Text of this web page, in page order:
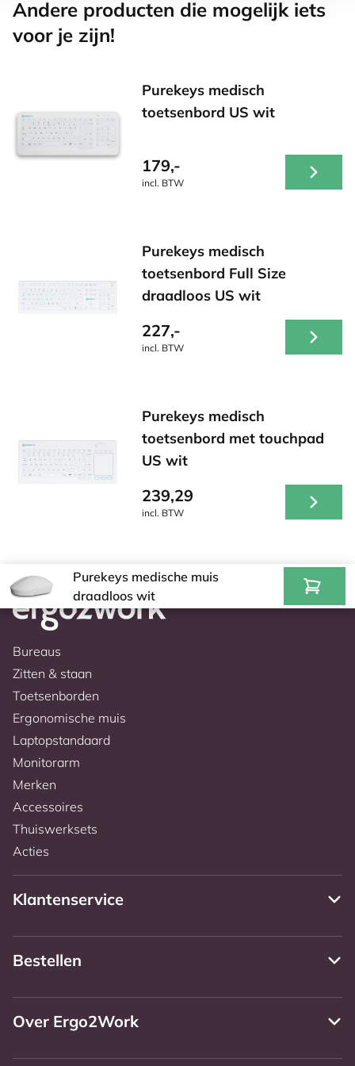
Andere producten die mogelijk iets
voor je zijn!
Purekeys medisch
toetsenbord US wit
179,-
incl. BTW
Purekeys medisch
toetsenbord Full Size
draadloos US wit
227,-
incl. BTW
Purekeys medisch
toetsenbord met touchpad
US wit
239,29
incl. BTW
Purekeys medische muis
draadloos wit
Bureaus
Zitten & staan
Toetsenborden
Ergonomische muis
Laptopstandaard
Monitorarm
Merken
Accessoires
Thuiswerksets
Acties
Klantenservice
Bestellen
Over Ergo2Work